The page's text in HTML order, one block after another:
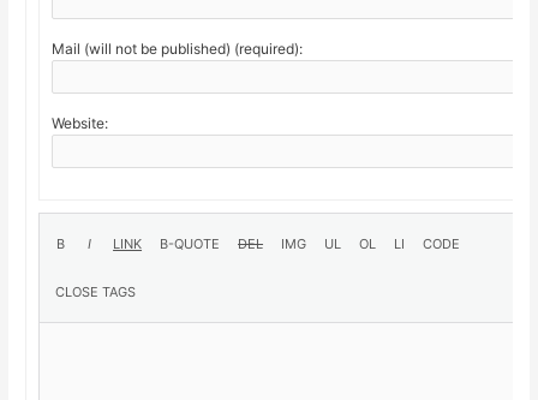
Mail (will not be published) (required):
Website: